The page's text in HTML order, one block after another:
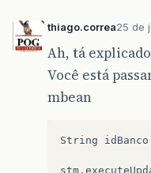
thiago.correa25 de
Ah, tá
Você está
mbean
String